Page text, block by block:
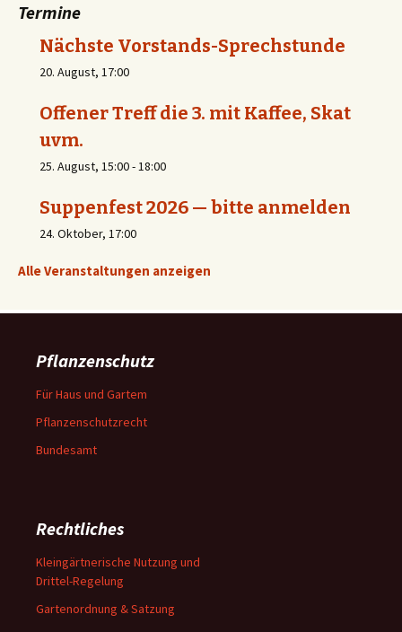
Termine
Nächste Vorstands-Sprechstunde
20. August, 17:00
Offener Treff die 3. mit Kaffee, Skat
uvm.
25. August, 15:00-18:00
Suppenfest 2026 — bitte anmelden
24. Oktober, 17:00
Alle Veranstaltungen anzeigen
Pflanzenschutz
Für Haus und Gartem
Pflanzenschutzrecht
Bundesamt
Rechtliches
Kleingärtnerische Nutzung und
Drittel-Regelung
Gartenordnung & Satzung